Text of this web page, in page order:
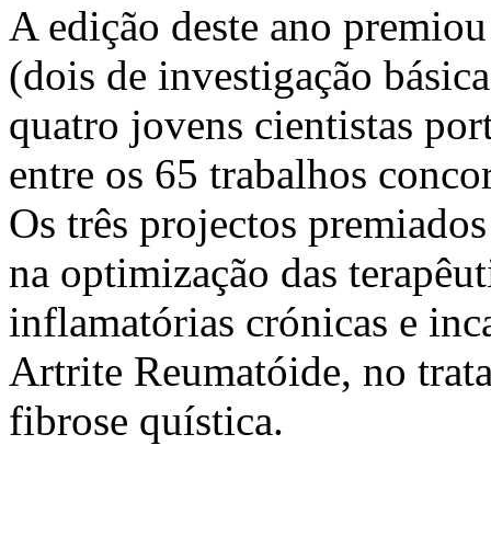
A edição deste ano
(dois de investigação
quatro jovens cientistas
entre os 65 trabalhos
Os três projectos
na optimização das
inflamatórias crónicas e
Artrite Reumatóide, no
fibrose quística.